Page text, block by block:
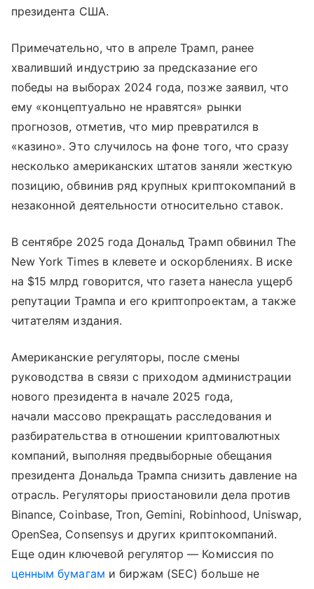
президента США.
Примечательно, что в апреле Трамп, ранее
хваливший индустрию за предсказание его
победы на выборах 2024 года, позже заявил, что
ему «концептуально не нравятся» рынки
прогнозов, отметив, что мир превратился в
«казино». Это случилось на фоне того, что сразу
несколько американских штатов заняли жесткую
позицию, обвинив ряд крупных криптокомпаний в
незаконной деятельности относительно ставок.
В сентябре 2025 года Дональд Трамп обвинил The
New York Times в клевете и оскорблениях. В иске
на $15 млрд говорится, что газета нанесла ущерб
репутации Трампа и его криптопроектам, а также
читателям издания.
Американские регуляторы, после смены
руководства в связи с приходом администрации
нового президента в начале 2025 года,
начали массово прекращать расследования и
разбирательства в отношении криптовалютных
компаний, выполняя предвыборные обещания
президента Дональда Трампа снизить давление на
отрасль. Регуляторы приостановили дела против
Binance, Coinbase, Tron, Gemini, Robinhood, Uniswap,
OpenSea, Consensys и других криптокомпаний.
Еще один ключевой регулятор — Комиссия по
ценным бумагам и биржам (SEC) больше не